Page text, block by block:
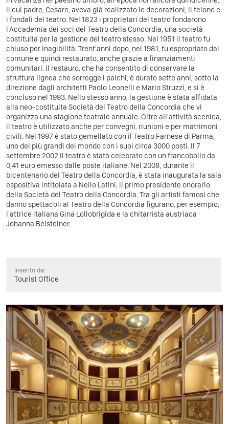
il cui padre, Cesare, aveva già realizzato le decorazioni, il telone e
i fondali del teatro. Nel 1823 i proprietari del teatro fondarono
l'Accademia dei soci del Teatro della Concordia, una società
costituita per la gestione del teatro stesso. Nel 1951 il teatro fu
chiuso per inagibilità. Trent'anni dopo, nel 1981, fu espropriato dal
comune e quindi restaurato, anche grazie a finanziamenti
comunitari. Il restauro, che ha consentito di conservare la
struttura lignea che sorregge i palchi, è durato sette anni, sotto la
direzione dagli architetti Paolo Leonelli e Mario Struzzi, e si è
concluso nel 1993. Nello stesso anno, la gestione è stata affidata
alla neo-costituita Società del Teatro della Concordia che vi
organizza una stagione teatrale annuale. Oltre all'attività scenica,
il teatro è utilizzato anche per convegni, riunioni e per matrimoni
civili. Nel 1997 è stato gemellato con il Teatro Farnese di Parma,
uno dei più grandi del mondo con i suoi circa 3000 posti. Il 7
settembre 2002 il teatro è stato celebrato con un francobollo da
0,41 euro emesso dalle poste italiane. Nel 2008, durante il
bicentenario del Teatro della Concordia, è stata inaugurata la sala
espositiva intitolata a Nello Latini, il primo presidente onorario
della Società del Teatro della Concordia.Tra gli artisti famosi che
danno spettacoli al Teatro della Concordia figurano, per esempio,
l'attrice italiana Gina Lollobrigida e la chitarrista austriaca
Johanna Beisteiner.
Inserito da:
Tourist Office
Previous Next